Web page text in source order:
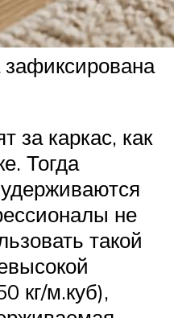
за каркас, как
Тогда
не
такой
кг/м.куб),